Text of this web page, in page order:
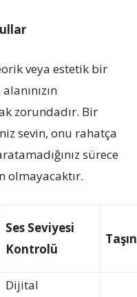
veya estetik bir
zorundadır. Bir
sevin, onu rahatça
sürece
olmayacaktır.
Ses Seviyesi
Kontrolü
Dijital